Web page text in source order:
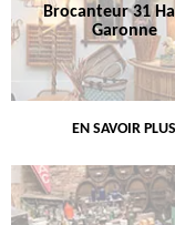
Brocanteur 31
Garonne
EN SAVOIR PLUS